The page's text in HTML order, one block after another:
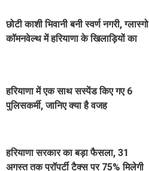
छोटी काशी भिवानी बनी स्वर्ण नगरी, ग्लास्गो
कॉमनवेल्थ में हरियाणा के खिलाड़ियों का
हरियाणा में एक साथ सस्पेंड किए गए 6
पुलिसकर्मी, जानिए क्या है वजह
हरियाणा सरकार का बड़ा फैसला, 31
अगस्त तक प्रॉपर्टी टैक्स पर 75% मिलेगी